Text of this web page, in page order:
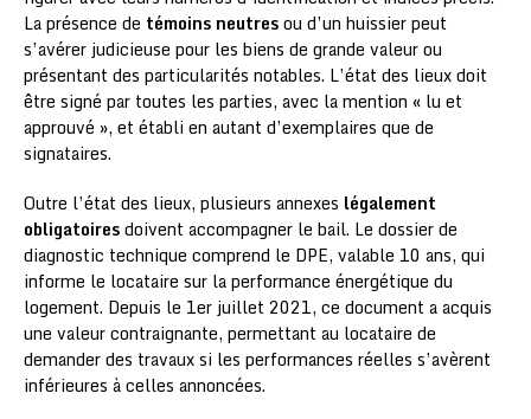
La présence de témoins neutresou d’un huissier peut
s’avérer judicieuse pour les biens de grande valeur ou
présentant des particularités notables. L’état des lieux doit
être signé par toutes les parties, avec la mention « lu et
approuvé », et établi en autant d’exemplaires que de
signataires.
Outre l’état des lieux, plusieurs annexes légalement
obligatoiresdoivent accompagner le bail. Le dossier de
diagnostic technique comprend le DPE, valable 10 ans, qui
informe le locataire sur la performance énergétique du
logement. Depuis le 1er juillet 2021, ce document a acquis
une valeur contraignante, permettant au locataire de
demander des travaux si les performances réelles s’avèrent
inférieures à celles annoncées.